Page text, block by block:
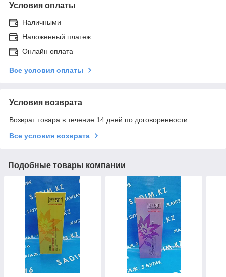
Условия оплаты
Наличными
Наложенный платеж
Онлайн оплата
Все условия оплаты
Условия возврата
Возврат товара в течение 14 дней по договоренности
Все условия возврата
Подобные товары компании